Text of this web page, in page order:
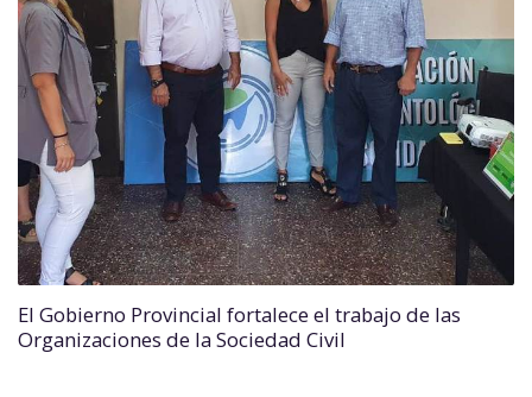
El Gobierno Provincial fortalece el trabajo de las
Organizaciones de la Sociedad Civil